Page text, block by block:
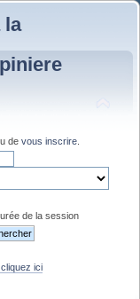
la
de vous inscrire
de la session
ici